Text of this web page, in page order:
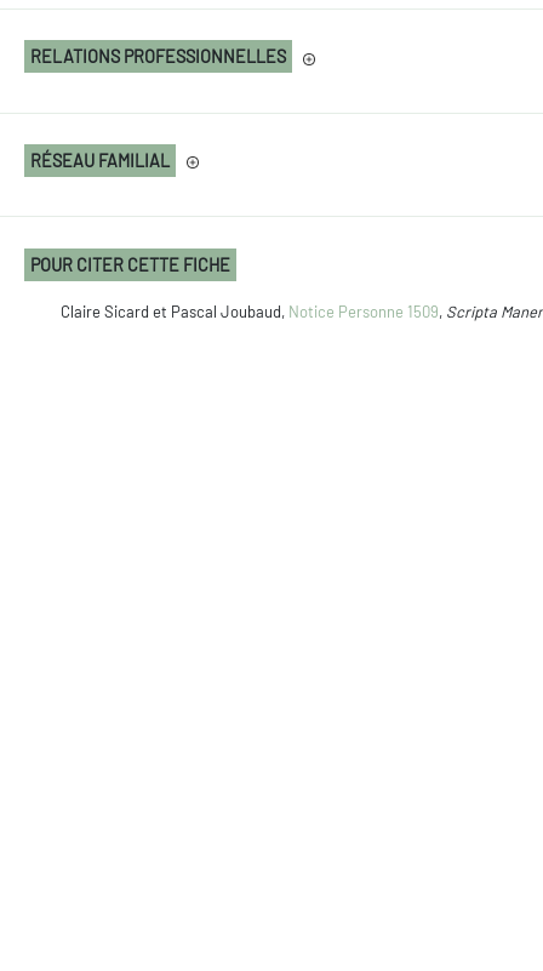
RELATIONS PROFESSIONNELLES
RÉSEAU FAMILIAL
POUR CITER CETTE FICHE
Claire Sicard et Pascal Joubaud, Notice Personne 1509, Scripta